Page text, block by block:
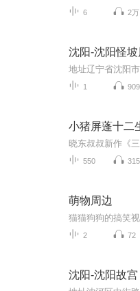
6 2万
沈阳-沈阳怪
1 909
550
萌物周边
2 72
沈阳-沈阳故宫